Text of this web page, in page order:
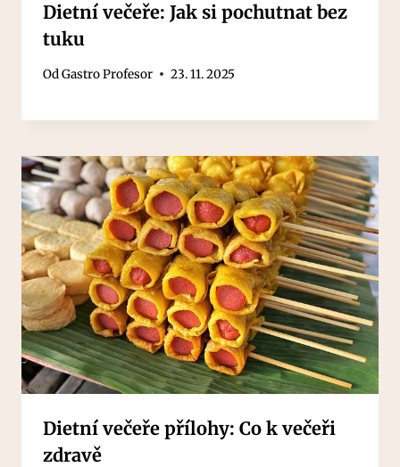
Dietní večeře: Jak si pochutnat bez
tuku
OdGastro Profesor 23. 11. 2025
Dietní večeře přílohy: Co k večeři
zdravě